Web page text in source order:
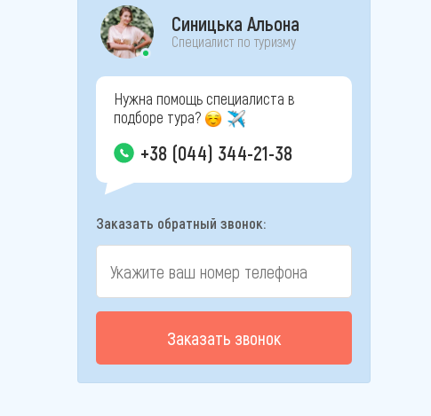
Синицька Альона
Специалист по туризму
Нужна помощь специалиста в
подборе тура?
+38 (044) 344-21-38
Заказать обратный звонок:
Заказать звонок